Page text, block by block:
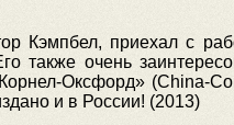
Кэмпбел, приехал с
также очень
Оксфорд» (China-
и в России! (2013)